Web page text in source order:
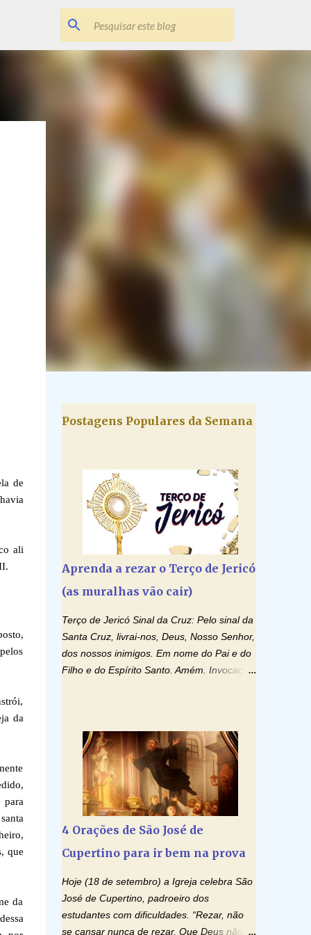
de
ali
da
que
da
Postagens Populares da Semana
Aprenda a rezar o Terço de Jericó
(as muralhas vão cair)
Terço de Jericó Sinal da Cruz: Pelo sinal da
Santa Cruz, livrai-nos, Deus, Nosso Senhor,
dos nossos inimigos. Em nome do Pai e do
Filho e do Espírito Santo. Amém. Invocação
o vosso Espírito e tudo será criado. E
renovareis a face da terra. Oremos: Ó
Deus, que instruístes os corações dos
vossos fiéis com a luz do Espírito Santo,
fazei que apreciemos retamente todas as
gozemos sempre da sua consolação. Por
Cristo, Senhor Nosso. Amém. Creio: Creio
céu e da terra; e em Jesus Cristo, seu único
Filho, nosso Senhor; que foi concebido pelo
poder do Espí­rito Santo; nasceu da Virgem
4 Orações de São José de
Cupertino para ir bem na prova
Hoje (18 de setembro) a Igreja celebra São
José de Cupertino, padroeiro dos
estudantes com dificuldades. “Rezar, não
se cansar nunca de rezar. Que Deus não é